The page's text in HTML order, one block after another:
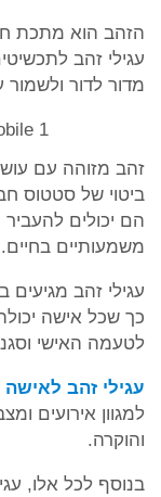
הזהב הוא מתכת
עגילי זהב
מדור לדור ולשמור
זהב מזוהה עם
ביטוי של סטטוס
הם יכולים
משמעותיים בחיים.
עגילי זהב מגיעים
כך שכל אישה
לטעמה האישי
עגילי זהב לאישה
למגוון אירועים
והוקרה.
בנוסף לכל אלו,